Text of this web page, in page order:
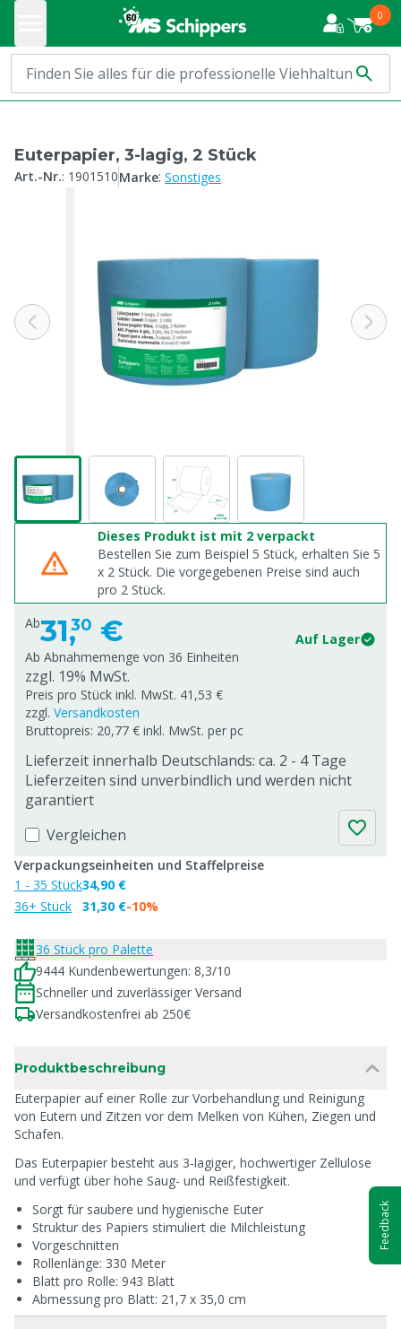
0
Euterpapier, 3-lagig, 2 Stück
Art.-Nr.: 1901510Marke: Sonstiges
Dieses Produkt ist mit 2 verpackt
Bestellen Sie zum Beispiel 5 Stück, erhalten Sie 5
x 2 Stück. Die vorgegebenen Preise sind auch
pro 2 Stück.
Ab31,30 €
Auf Lager
Ab Abnahmemenge von 36 Einheiten
zzgl. 19% MwSt.
Preis pro Stück inkl. MwSt. 41,53 €
zzgl. Versandkosten
Bruttopreis: 20,77 € inkl. MwSt. per pc
Lieferzeit innerhalb Deutschlands: ca. 2 - 4 Tage
Lieferzeiten sind unverbindlich und werden nicht
garantiert
Vergleichen
Verpackungseinheiten und Staffelpreise
1 - 35 Stück
36+ Stück
34,90 €
31,30 €-10%
36 Stück pro Palette
9444 Kundenbewertungen: 8,3/10
Schneller und zuverlässiger Versand
Versandkostenfrei ab 250€
Produktbeschreibung
Euterpapier auf einer Rolle zur Vorbehandlung und Reinigung
von Eutern und Zitzen vor dem Melken von Kühen, Ziegen und
Schafen.
Das Euterpapier besteht aus 3-lagiger, hochwertiger Zellulose
und verfügt über hohe Saug- und Reißfestigkeit.
Sorgt für saubere und hygienische Euter
Struktur des Papiers stimuliert die Milchleistung
Vorgeschnitten
Rollenlänge: 330 Meter
Blatt pro Rolle: 943 Blatt
Abmessung pro Blatt: 21,7 x 35,0 cm
Feedback